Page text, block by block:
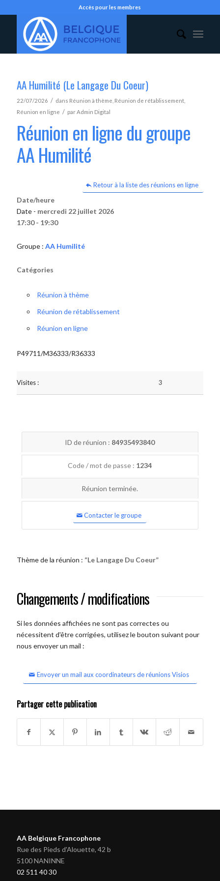
Accès pour les membres
AA Humilité (Le Langage Du Coeur)
22/07/2026 / dans Réunion à thème Réunion de rétablissement,
Réunion en ligne / parAdmin Digital
Réunion en ligne du groupe
AA Humilité
Retour à la liste des réunions en ligne
Date/heure
Date - mercredi 22 juillet 2026
17:30 - 19:30
Groupe : AA Humilité
Catégories
Réunion à thème
Réunion de rétablissement
Réunion en ligne
P49711/M36333/R36333
Visites : 3
ID de réunion : 84935493840
Code / mot de passe : 1234
Réunion terminée.
Contacter le groupe
Thème de la réunion : “Le Langage Du Coeur”
Changements / modifications
Si les données affichées ne sont pas correctes ou
nécessitent d'être corrigées, utilisez le bouton suivant pour
nous envoyer un mail :
Envoyer un mail aux coordinateurs de réunions Visios
Partager cette publication
AA Belgique Francophone
Rue des Pieds d'Alouette, 42 b
5100 NANINNE
02 511 40 30